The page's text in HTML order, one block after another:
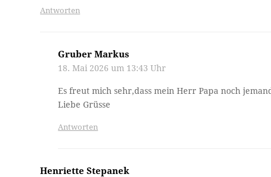
Antworten
Gruber Markus
18. Mai 2026 um 13:43 Uhr
Es freut mich sehr,dass mein Herr Papa noch
Liebe Grüsse
Antworten
Henriette Stepanek